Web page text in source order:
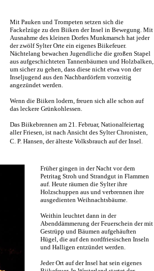
Mit Pauken und Trompeten setzen sich die
Fackelzüge zu den Biiken der Insel in Bewegung. Mit
Ausnahme des kleinen Dorfes Munkmarsch hat jeder
der zwölf Sylter Orte ein eigenes Biikefeuer.
Nächtelang bewachen Jugendliche die großen Stapel
aus aufgeschichteten Tannenbäumen und Holzbalken,
um sicher zu gehen, dass diese nicht etwa von der
Inseljugend aus den Nachbardörfern vorzeitig
angezündet werden.
Wenn die Biiken lodern, freuen sich alle schon auf
das leckere Grünkohlessen.
Das Biikebrennen am 21. Februar, Nationalfeiertag
aller Friesen, ist nach Ansicht des Sylter Chronisten,
C. P. Hansen, der älteste Volksbrauch auf der Insel.
Früher gingen in der Nacht vor dem
Petritag Stroh und Strandgut in Flammen
auf. Heute räumen die Sylter ihre
Holzschuppen aus und verbrennen ihre
ausgedienten Weihnachtsbäume.
Weithin leuchtet dann in der
Abenddämmerung der Feuerschein der mit
Gestrüpp und Bäumen aufgehäuften
Hügel, die auf den nordfriesischen Inseln
und Halligen entzündet werden.
Jeder Ort auf der Insel hat sein eigenes